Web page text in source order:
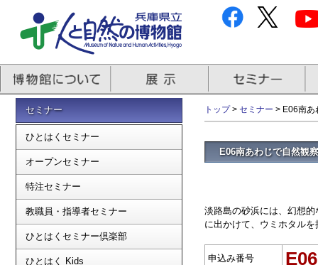
セミナー
ひとはくセミナー
オープンセミナー
特注セミナー
教職員・指導者セミナー
ひとはくセミナー倶楽部
ひとはく Kids
トップ> セミナー > E06南
E06南あわじで自然
淡路島の砂浜には、幻想
に出かけて、ウミホタル
申込み番号 E06